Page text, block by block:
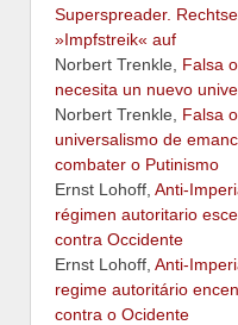
Superspreader.
»Impfstreik« auf
Norbert Trenkle, Falsa
necesita un nuevo
Norbert Trenkle, Falsa
universalismo de
combater o Putinismo
Ernst Lohoff, Anti-
régimen autoritario
contra Occidente
Ernst Lohoff, Anti-
regime autoritário
contra o Ocidente